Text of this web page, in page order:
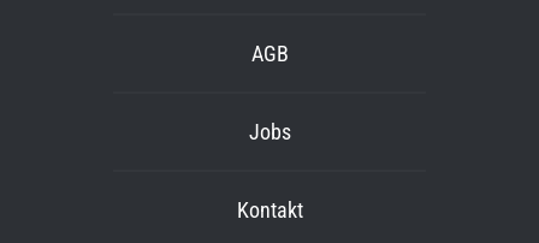
AGB
Jobs
Kontakt